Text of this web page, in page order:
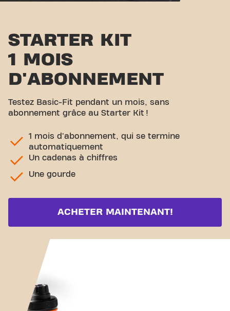
STARTER KIT
1 MOIS
D'ABONNEMENT
Testez Basic-Fit pendant un mois, sans
abonnement grâce au Starter Kit !
1 mois d'abonnement, qui se termine
automatiquement
Un cadenas à chiffres
Une gourde
ACHETER MAINTENANT!